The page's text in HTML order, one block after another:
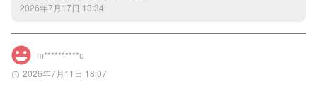
2026年7月17日 13:34
m**********u
2026年7月11日 18:07